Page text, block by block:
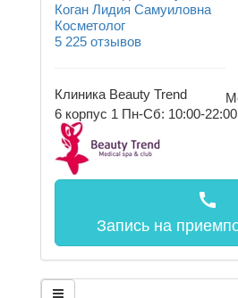
Коган Лидия Самуиловна
Косметолог
5 225 отзывов
Клиника Beauty Trend
6 корпус 1 Пн-Сб: 10:00-
call
Запись на прием